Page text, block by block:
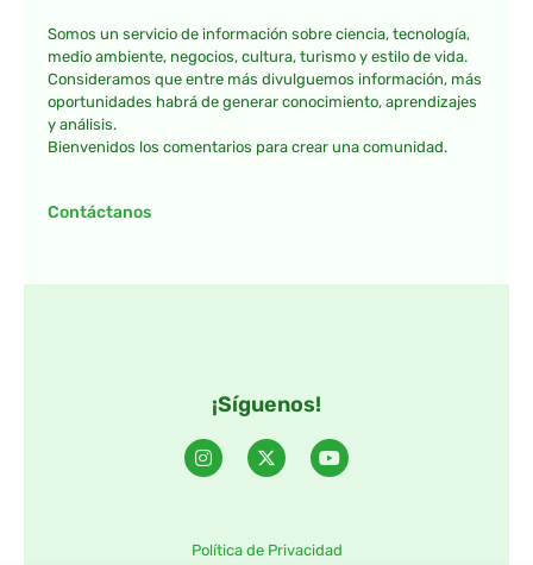
Somos un servicio de información sobre ciencia, tecnología,
medio ambiente, negocios, cultura, turismo y estilo de vida.
Consideramos que entre más divulguemos información, más
oportunidades habrá de generar conocimiento, aprendizajes
y análisis.
Bienvenidos los comentarios para crear una comunidad.
Contáctanos
¡Síguenos!
Política de Privacidad